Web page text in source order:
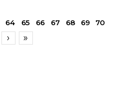
64 65 66 67 68 69 70